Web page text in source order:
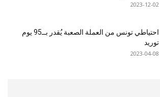
2023-12-02
احتياطي تونس من العملة الصعبة يُقدر بــ95 يوم
توريد
2023-04-08